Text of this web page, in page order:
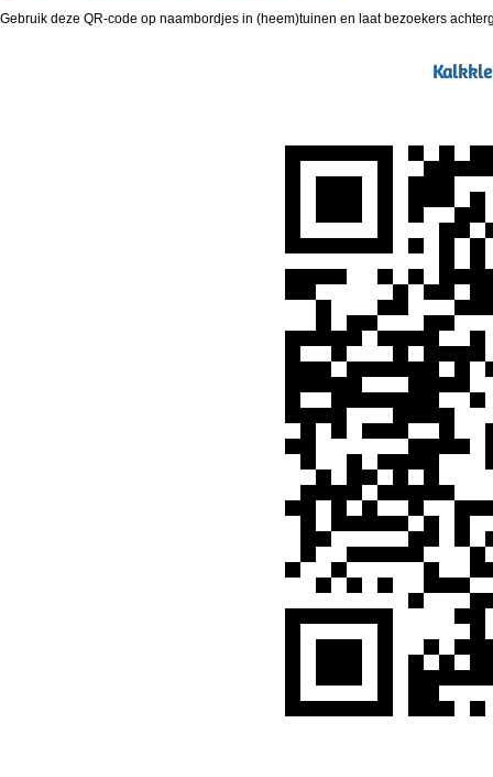
Gebruik deze QR-code op naambordjes in (heem)tuinen en laat bezoekers